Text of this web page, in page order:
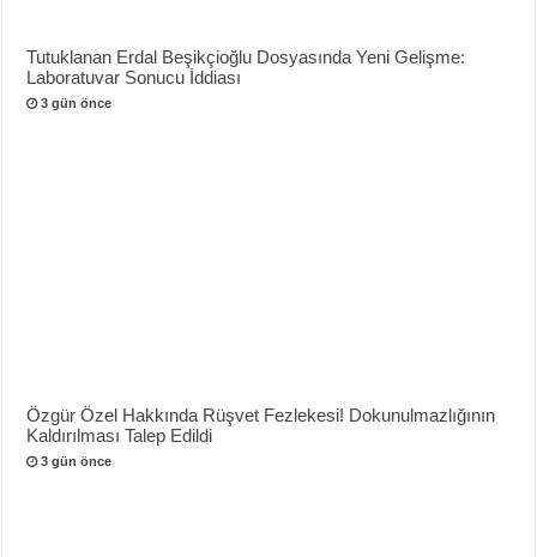
Tutuklanan Erdal Beşikçioğlu Dosyasında Yeni Gelişme:
Laboratuvar Sonucu İddiası
3 gün önce
Özgür Özel Hakkında Rüşvet Fezlekesi! Dokunulmazlığının
Kaldırılması Talep Edildi
3 gün önce